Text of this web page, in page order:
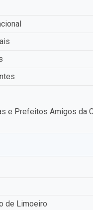
e Prefeitos Amigos da
de Limoeiro